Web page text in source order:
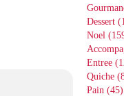
Dessert
Noel
Entree
Quiche
Pain (45)